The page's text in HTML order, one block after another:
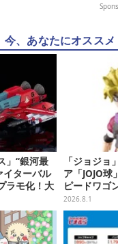
今、あなたにオススメ
」“銀河最
イターバル
ラモ化！大
ーツフィ
「ジョジョ
ア「JOJO
ピードワゴ
ップ
2026.8.1